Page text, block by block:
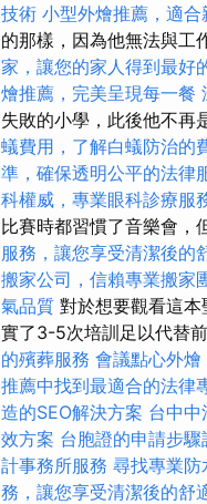
技術 小型外燴推薦，適
的那樣，因為他無法與工
家，讓您的家人得到最好
燴推薦，完美呈現每一餐
失敗的小學，此後他不再
蟻費用，了解白蟻防治的
準，確保透明公平的法律
科權威，專業眼科診療服
比賽時都習慣了音樂會，
服務，讓您享受清潔後的
搬家公司，信賴專業搬家
氣品質 對於想要觀看這
實了3-5次培訓足以代替
的殯葬服務 會議點心外
推薦中找到最適合的法律
造的SEO解決方案 台中中
效方案 台胞證的申請步
計事務所服務 尋找專業防
務，讓您享受清潔後的舒